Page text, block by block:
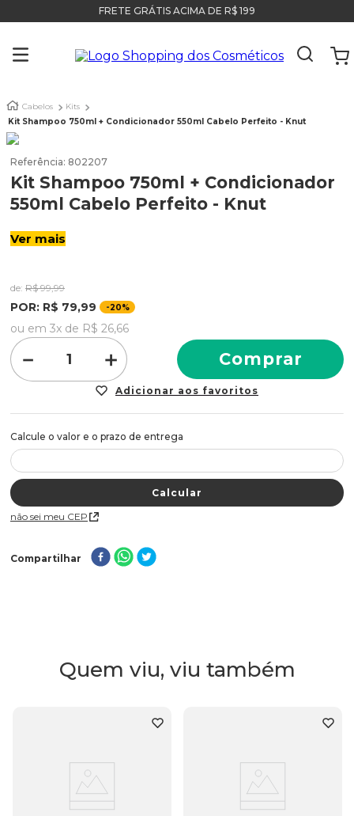
FRETE GRÁTIS ACIMA DE R$ 199
Cabelos
Kits
Kit Shampoo 750ml + Condicionador 550ml Cabelo Perfeito - Knut
Referência: 802207
Kit Shampoo 750ml + Condicionador
550ml Cabelo Perfeito - Knut
Ver mais
de: R$ 99,99
POR: R$ 79,99 -20%
ou em 3x de R$ 26,66
＋
－ Comprar
Não sei meu CEP
Compartilhar
Quem viu, viu também